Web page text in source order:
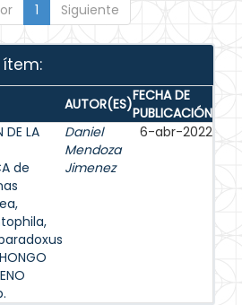
1 Siguiente
ítem:
AUTOR(ES)FECHA DE
PUBLICACIÓN
DE LA
de
Daniel
Mendoza
Jimenez
6-abr-2022